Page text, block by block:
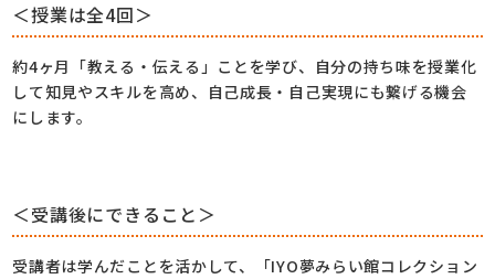
＜授業は全4回＞
約4ヶ月「教える・伝える」ことを学び、自分の持ち味を授業化
して知見やスキルを高め、自己成長・自己実現にも繋げる機会
にします。
＜受講後にできること＞
受講者は学んだことを活かして、「IYO夢みらい館コレクション